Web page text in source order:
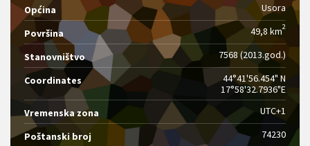
Općina Usora
Površina 49,8 km2
Stanovništvo 7568 (2013.god.)
Coordinates
44°41'56.454" N
17°58'32.7936"E
Vremenska zona
UTC+1
Poštanski broj 74230